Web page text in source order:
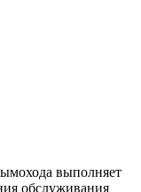
выполняет
обслуживания